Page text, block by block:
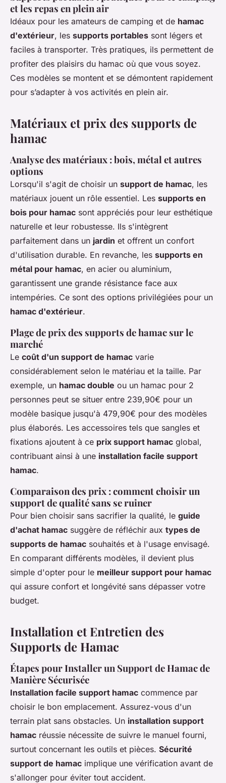
et les repas en plein air
Idéaux pour les amateurs de camping et de hamac
d'extérieur, les supports portables sont légers et
faciles à transporter. Très pratiques, ils permettent de
profiter des plaisirs du hamac où que vous soyez.
Ces modèles se montent et se démontent rapidement
pour s’adapter à vos activités en plein air.
Matériaux et prix des supports de
hamac
Analyse des matériaux : bois, métal et autres
options
Lorsqu'il s'agit de choisir un support de hamac, les
matériaux jouent un rôle essentiel. Les supports en
bois pour hamac sont appréciés pour leur esthétique
naturelle et leur robustesse. Ils s'intègrent
parfaitement dans un jardin et offrent un confort
d'utilisation durable. En revanche, les supports en
métal pour hamac, en acier ou aluminium,
garantissent une grande résistance face aux
intempéries. Ce sont des options privilégiées pour un
hamac d'extérieur.
Plage de prix des supports de hamac sur le
marché
Le coût d'un support de hamac varie
considérablement selon le matériau et la taille. Par
exemple, un hamac double ou un hamac pour 2
personnes peut se situer entre 239,90€ pour un
modèle basique jusqu'à 479,90€ pour des modèles
plus élaborés. Les accessoires tels que sangles et
fixations ajoutent à ce prix support hamac global,
contribuant ainsi à une installation facile support
hamac.
Comparaison des prix : comment choisir un
support de qualité sans se ruiner
Pour bien choisir sans sacrifier la qualité, le guide
d'achat hamac suggère de réfléchir aux types de
supports de hamac souhaités et à l'usage envisagé.
En comparant différents modèles, il devient plus
simple d'opter pour le meilleur support pour hamac
qui assure confort et longévité sans dépasser votre
budget.
Installation et Entretien des
Supports de Hamac
Étapes pour Installer un Support de Hamac de
Manière Sécurisée
Installation facile support hamac commence par
choisir le bon emplacement. Assurez-vous d'un
terrain plat sans obstacles. Un installation support
hamac réussie nécessite de suivre le manuel fourni,
surtout concernant les outils et pièces. Sécurité
support de hamac implique une vérification avant de
s'allonger pour éviter tout accident.